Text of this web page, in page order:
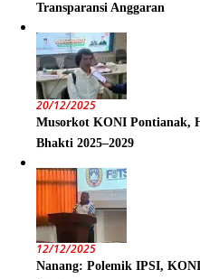
Transparansi Anggaran
20/12/2025
Musorkot KONI Pontianak,
Bhakti 2025–2029
12/12/2025
Nanang: Polemik IPSI,